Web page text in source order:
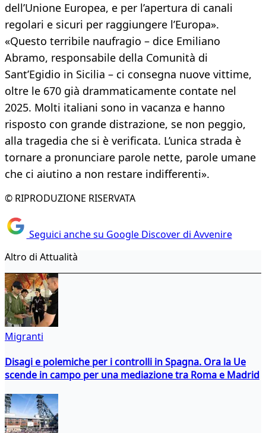
dell’Unione Europea, e per l’apertura di canali
regolari e sicuri per raggiungere l’Europa».
«Questo terribile naufragio – dice Emiliano
Abramo, responsabile della Comunità di
Sant’Egidio in Sicilia – ci consegna nuove vittime,
oltre le 670 già drammaticamente contate nel
2025. Molti italiani sono in vacanza e hanno
risposto con grande distrazione, se non peggio,
alla tragedia che si è verificata. L’unica strada è
tornare a pronunciare parole nette, parole umane
che ci aiutino a non restare indifferenti».
© RIPRODUZIONE RISERVATA
Seguici anche su Google Discover di Avvenire
Altro di Attualità
Migranti
Disagi e polemiche per i controlli in Spagna. Ora la Ue
scende in campo per una mediazione tra Roma e Madrid